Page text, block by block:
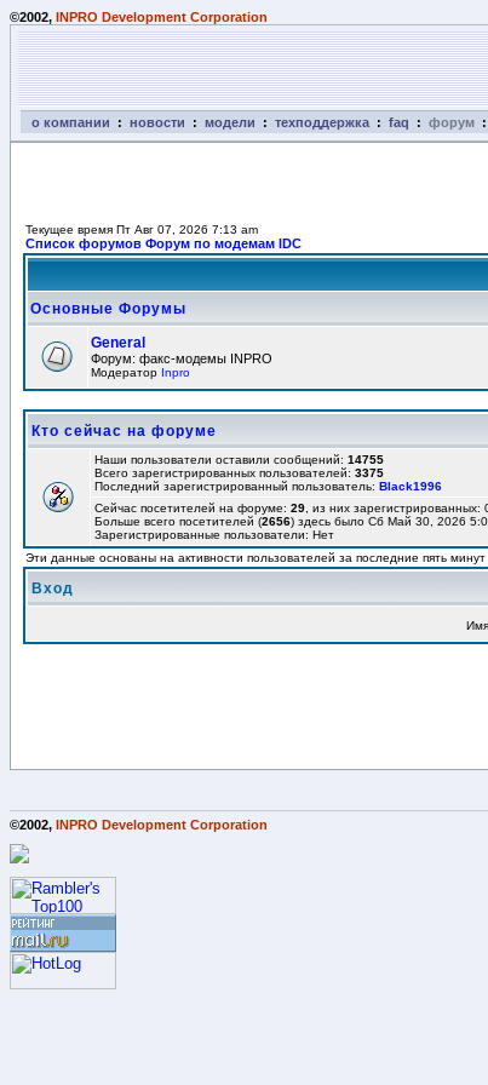
©2002, INPRO Development Corporation
о компании : новости : модели : техподдержка : faq : форум :
Текущее время Пт Авг 07, 2026 7:13 am
Список форумов Форум по модемам IDC
Основные Форумы
General
Форум: факс-модемы INPRO
Модератор Inpro
Кто сейчас на форуме
Наши пользователи оставили сообщений: 14755
Всего зарегистрированных пользователей: 3375
Последний зарегистрированный пользователь: Black1996
Сейчас посетителей на форуме: 29 , из них
Больше всего посетителей (2656) здесь было Сб Май 30, 2026
Зарегистрированные пользователи: Нет
Эти данные основаны на активности пользователей за последние пять минут
Вход
©2002, INPRO Development Corporation